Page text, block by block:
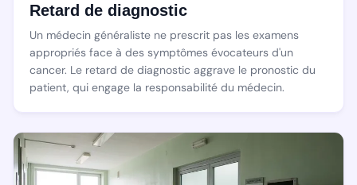
Retard de diagnostic
Un médecin généraliste ne prescrit pas les examens
appropriés face à des symptômes évocateurs d'un
cancer. Le retard de diagnostic aggrave le pronostic du
patient, qui engage la responsabilité du médecin.